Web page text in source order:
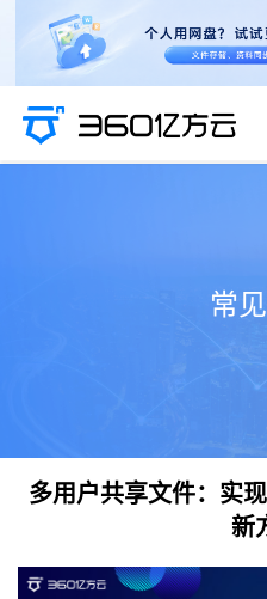
常
多用户共享文件：实
新